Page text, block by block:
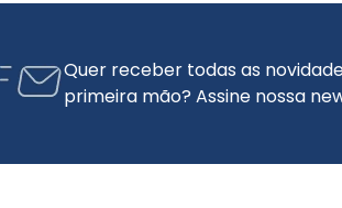
Quer receber todas as
primeira mão? Assine nossa